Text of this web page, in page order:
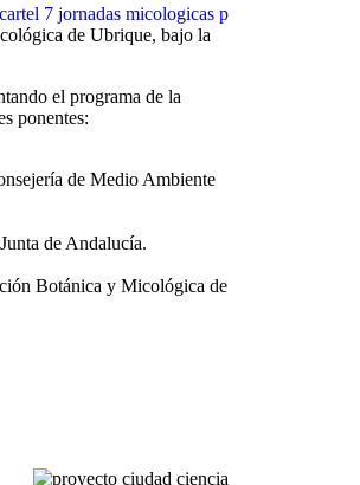
de Ubrique, bajo la
el programa de la
ponentes:
de Medio Ambiente
de Andalucía.
Botánica y Micológica de